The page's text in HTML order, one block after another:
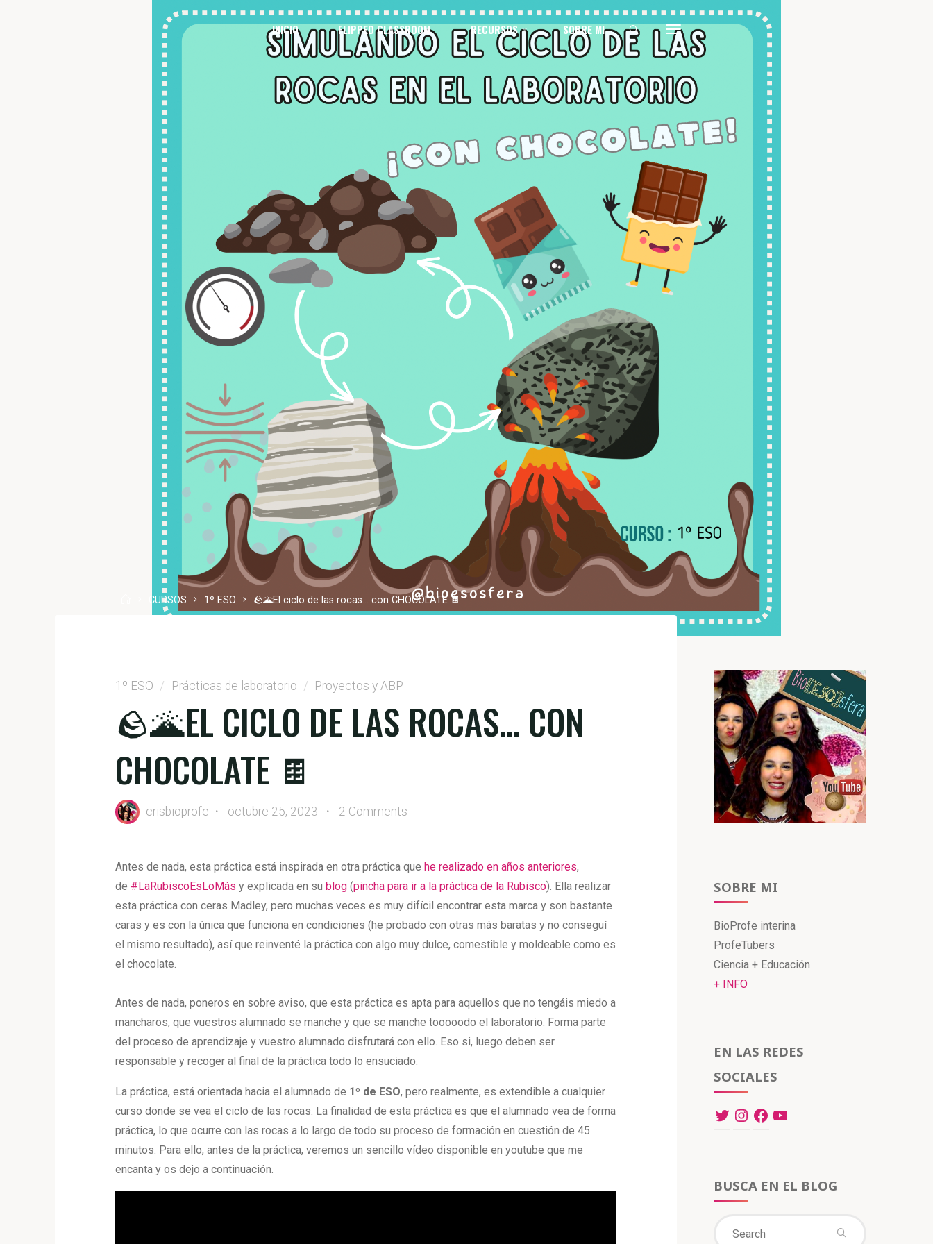
INICIO FLIPPED CLASSROOM RECURSOS SOBRE MI
CURSOS 1º ESO 🪨🌋El ciclo de las rocas… con CHOCOLATE 🍫
1º ESO / Prácticas de laboratorio / Proyectos y ABP
🪨🌋EL CICLO DE LAS ROCAS… CON
CHOCOLATE 🍫
crisbioprofe octubre 25, 2023 2 Comments
Antes de nada, esta práctica está inspirada en otra práctica que he realizado en años anteriores,
de #LaRubiscoEsLoMás y explicada en su blog (pincha para ir a la práctica de la Rubisco). Ella realizar
esta práctica con ceras Madley, pero muchas veces es muy difícil encontrar esta marca y son bastante
caras y es con la única que funciona en condiciones (he probado con otras más baratas y no conseguí
el mismo resultado), así que reinventé la práctica con algo muy dulce, comestible y moldeable como es
el chocolate.
Antes de nada, poneros en sobre aviso, que esta práctica es apta para aquellos que no tengáis miedo a
mancharos, que vuestros alumnado se manche y que se manche tooooodo el laboratorio. Forma parte
del proceso de aprendizaje y vuestro alumnado disfrutará con ello. Eso si, luego deben ser
responsable y recoger al final de la práctica todo lo ensuciado.
La práctica, está orientada hacia el alumnado de 1º de ESO, pero realmente, es extendible a cualquier
curso donde se vea el ciclo de las rocas. La finalidad de esta práctica es que el alumnado vea de forma
práctica, lo que ocurre con las rocas a lo largo de todo su proceso de formación en cuestión de 45
minutos. Para ello, antes de la práctica, veremos un sencillo vídeo disponible en youtube que me
encanta y os dejo a continuación.
SOBRE MI
BioProfe interina
ProfeTubers
Ciencia + Educación
+ INFO
EN LAS REDES
SOCIALES
BUSCA EN EL BLOG